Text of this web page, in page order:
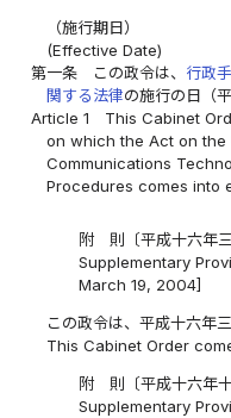
（施行期日）
(Effective Date)
第一条
この政令は、 行政
関する法律の施行の日（
Article 1
This Cabinet
on which the Act on
Communications
Procedures comes into
附 則〔平成十六年三
Supplementary
March 19, 2004]
この政令は、平成十六年
This Cabinet Order
附 則〔平成十六年十
Supplementary